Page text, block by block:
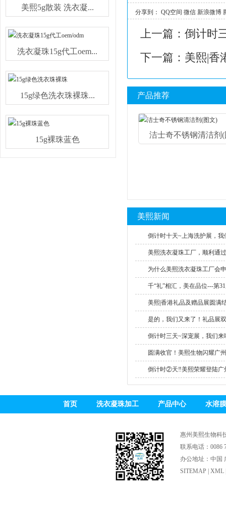
美熙5g散装 洗衣凝...
洗衣凝珠15g代工oem...
15g绿色洗衣珠裸珠...
15g裸珠蓝色
分享到： QQ空间 微信 新浪微博
上一篇： 倒计时
下一篇： 美熙|香
产品推荐
洁士奇不锈钢清洁剂(
美熙新闻
倒计时十天~上海洗护展，我
美熙洗衣凝珠工厂，顺利通
为什么美熙洗衣凝珠工厂会
千“礼”相汇，美在品位---第
美熙|香港礼品及赠品展圆满
是的，我们又来了！礼品展
倒计时三天~深宠展，我们来
圆满收官！美熙生物闪耀广
倒计时②天‼美熙荣耀登陆广
首页 洗衣凝珠加工 产品中心 水溶
惠州美熙生物科
联系电话：0086
办公地址：中国
SITEMAP
XML